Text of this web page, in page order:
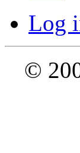
Log
©